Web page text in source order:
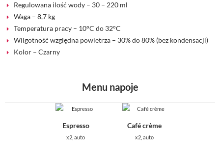
Regulowana ilość wody – 30 – 220 ml
Waga – 8,7 kg
Temperatura pracy – 10°C do 32°C
Wilgotność względna powietrza – 30% do 80% (bez kondensacji)
Kolor – Czarny
Menu napoje
Espresso
х2, auto
Café crème
х2, auto